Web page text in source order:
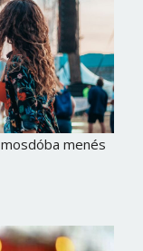
menés